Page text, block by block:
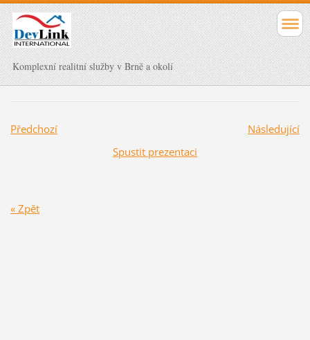
Komplexní realitní služby v Brně a okolí
Předchozí
Následující
Spustit prezentaci
« Zpět